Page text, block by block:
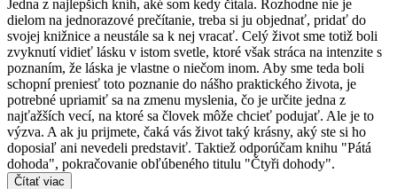
Jedna z najlepších kníh, aké som kedy čítala. Rozhodne nie je
dielom na jednorazové prečítanie, treba si ju objednať, pridať do
svojej knižnice a neustále sa k nej vracať. Celý život sme totiž boli
zvyknutí vidieť lásku v istom svetle, ktoré však stráca na intenzite s
poznaním, že láska je vlastne o niečom inom. Aby sme teda boli
schopní preniesť toto poznanie do nášho praktického života, je
potrebné upriamiť sa na zmenu myslenia, čo je určite jedna z
najťažších vecí, na ktoré sa človek môže chcieť podujať. Ale je to
výzva. A ak ju prijmete, čaká vás život taký krásny, aký ste si ho
doposiaľ ani nevedeli predstaviť. Taktiež odporúčam knihu "Pátá
dohoda", pokračovanie obľúbeného titulu "Čtyři dohody".
Čítať viac